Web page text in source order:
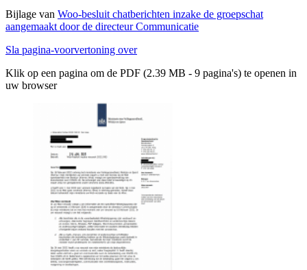
Bijlage van Woo-besluit chatberichten inzake de groepschat
aangemaakt door de directeur Communicatie
Sla pagina-voorvertoning over
Klik op een pagina om de PDF (2.39 MB - 9 pagina's) te openen in
uw browser